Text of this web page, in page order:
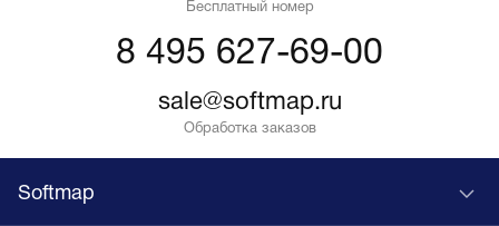
Бесплатный номер
8 495 627-69-00
sale@softmap.ru
Обработка заказов
Softmap